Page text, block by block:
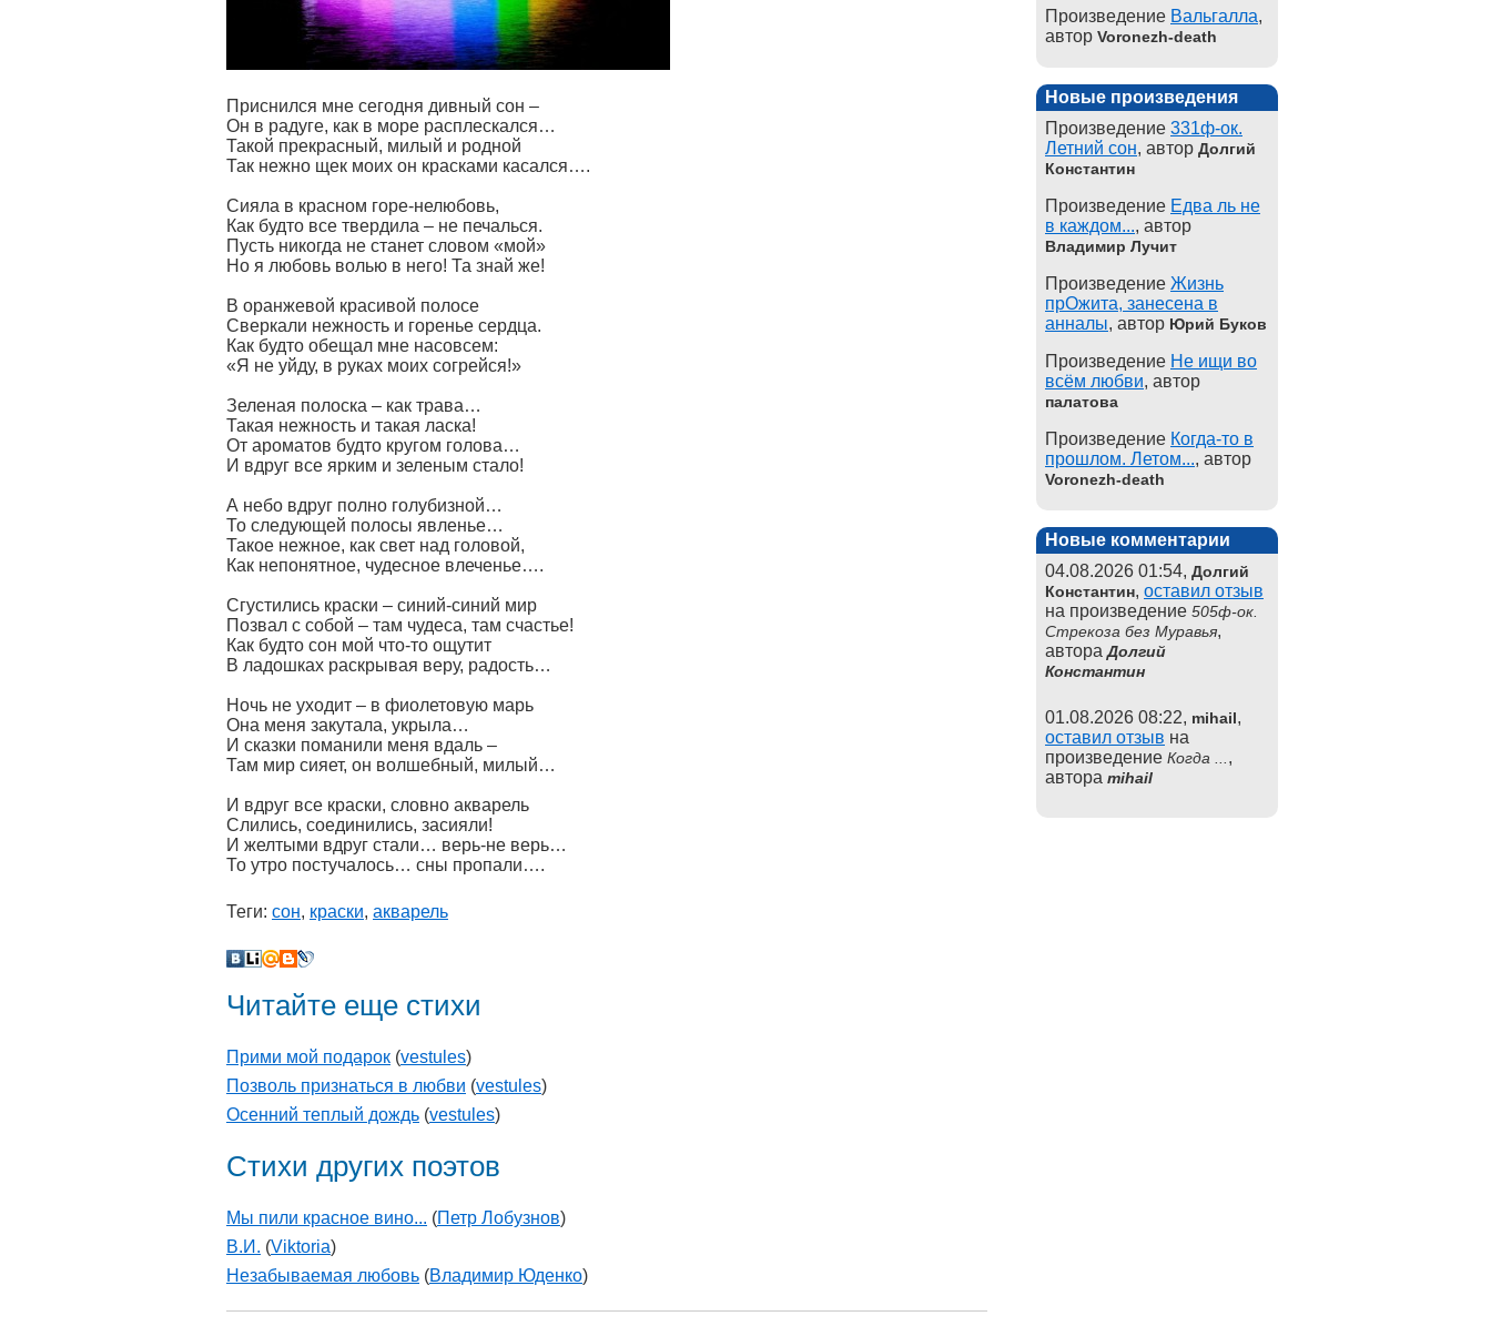
Приснился мне сегодня дивный сон –
Он в радуге, как в море расплескался…
Такой прекрасный, милый и родной
Так нежно щек моих он красками касался….
Сияла в красном горе-нелюбовь,
Как будто все твердила – не печалься.
Пусть никогда не станет словом «мой»
Но я любовь волью в него! Та знай же!
В оранжевой красивой полосе
Сверкали нежность и горенье сердца.
Как будто обещал мне насовсем:
«Я не уйду, в руках моих согрейся!»
Зеленая полоска – как трава…
Такая нежность и такая ласка!
От ароматов будто кругом голова…
И вдруг все ярким и зеленым стало!
А небо вдруг полно голубизной…
То следующей полосы явленье…
Такое нежное, как свет над головой,
Как непонятное, чудесное влеченье….
Сгустились краски – синий-синий мир
Позвал с собой – там чудеса, там счастье!
Как будто сон мой что-то ощутит
В ладошках раскрывая веру, радость…
Ночь не уходит – в фиолетовую марь
Она меня закутала, укрыла…
И сказки поманили меня вдаль –
Там мир сияет, он волшебный, милый…
И вдруг все краски, словно акварель
Слились, соединились, засияли!
И желтыми вдруг стали… верь-не верь…
То утро постучалось… сны пропали….
Теги: сон, краски, акварель
Читайте еще стихи
Прими мой подарок (vestules)
Позволь признаться в любви (vestules)
Осенний теплый дождь (vestules)
Стихи других поэтов
Мы пили красное вино... (Петр Лобузнов)
В.И. (Viktoria)
Незабываемая любовь (Владимир Юденко)
Произведение Вальгалла,
автор Voronezh-death
Новые произведения
Произведение 331ф-ок.
Летний сон, автор Долгий
Константин
Произведение Едва ль не
в каждом..., автор
Владимир Лучит
Произведение Жизнь
прОжита, занесена в
анналы, автор Юрий Буков
Произведение Не ищи во
всём любви, автор
палатова
Произведение Когда-то в
прошлом. Летом..., автор
Voronezh-death
Новые комментарии
04.08.2026 01:54, Долгий
Константин, оставил отзыв
на произведение 505ф-ок.
Стрекоза без Муравья,
автораДолгий
Константин
01.08.2026 08:22, mihail,
оставил отзыв на
произведение Когда ... ,
автора mihail